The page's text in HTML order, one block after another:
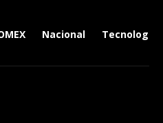
Nacional Tecnología